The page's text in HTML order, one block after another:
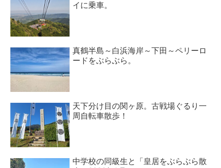
イに乗車。
真鶴半島～白浜海岸～下田～ペリーロ
ードをぶらぶら。
天下分け目の関ヶ原。古戦場ぐるり一
周自転車散歩！
中学校の同級生と「皇居をぶらぶら散